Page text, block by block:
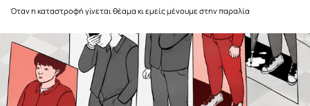
Όταν η καταστροφή γίνεται θέαμα κι εμείς μένουμε στην παραλία